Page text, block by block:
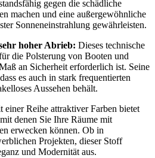
gegen die schädliche
machen und eine außergewöhnliche
Sonneneinstrahlung gewährleisten.
hoher Abrieb: Dieses technische
die Polsterung von Booten und
an Sicherheit erforderlich ist. Seine
es auch in stark frequentierten
Aussehen behält.
einer Reihe attraktiver Farben bietet
denen Sie Ihre Räume mit
erwecken können. Ob in
Projekten, dieser Stoff
und Modernität aus.